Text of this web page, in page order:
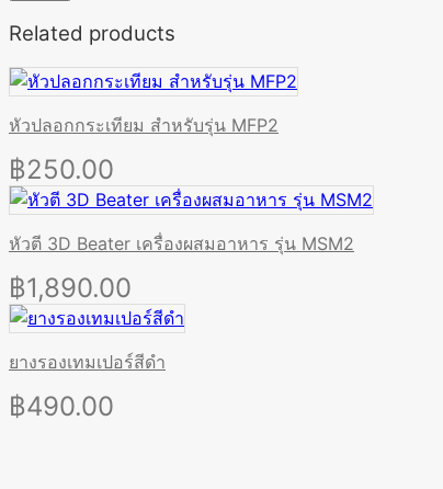
Related products
หัวปลอกกระเทียม สำหรับรุ่น MFP2
฿250.00
หัวตี 3D Beater เครื่องผสมอาหาร รุ่น MSM2
฿1,890.00
ยางรองเทมเปอร์สีดำ
฿490.00